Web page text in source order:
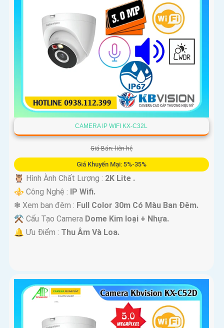
CAMERA IP WIFI KX-C32L
Giá Bán: liên hệ
Giá Khuyến Mại: 5%-35%
🦉 Hình Ành Chất Lượng : 2K Lite .
⚜️ Công Nghệ : IP Wifi.
❃ Xem ban đêm : Full Color 30m Có Màu Ban Ðêm.
⚒ Cấu Tạo Camera Dome Kim loại + Nhựa.
️🔔 Ưu Điểm : Thu Âm Và Loa.